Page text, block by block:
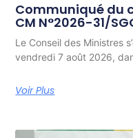
Communiqué du
CM N°2026-31/
Le Conseil des Ministres
vendredi 7 août 2026,
Voir Plus